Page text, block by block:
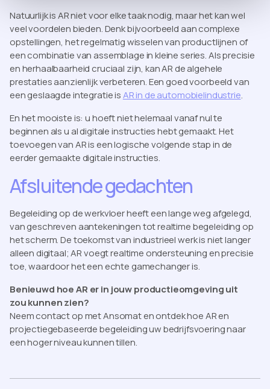
Natuurlijk is AR niet voor elke taak nodig, maar het kan wel
veel voordelen bieden. Denk bijvoorbeeld aan complexe
opstellingen, het regelmatig wisselen van productlijnen of
een combinatie van assemblage in kleine series. Als precisie
en herhaalbaarheid cruciaal zijn, kan AR de algehele
prestaties aanzienlijk verbeteren. Een goed voorbeeld van
een geslaagde integratie isAR in de automobielindustrie.
En het mooiste is: u hoeft niet helemaal vanaf nul te
beginnen als u al digitale instructies hebt gemaakt. Het
toevoegen van AR is een logische volgende stap in de
eerder gemaakte digitale instructies.
Afsluitende gedachten
Begeleiding op de werkvloer heeft een lange weg afgelegd,
van geschreven aantekeningen tot realtime begeleiding op
het scherm. De toekomst van industrieel werk is niet langer
alleen digitaal; AR voegt realtime ondersteuning en precisie
toe, waardoor het een echte gamechanger is.
Benieuwd hoe AR er in jouw productieomgeving uit
zou kunnen zien?
Neem contact op met Ansomat en ontdek hoe AR en
projectiegebaseerde begeleiding uw bedrijfsvoering naar
een hoger niveau kunnen tillen.